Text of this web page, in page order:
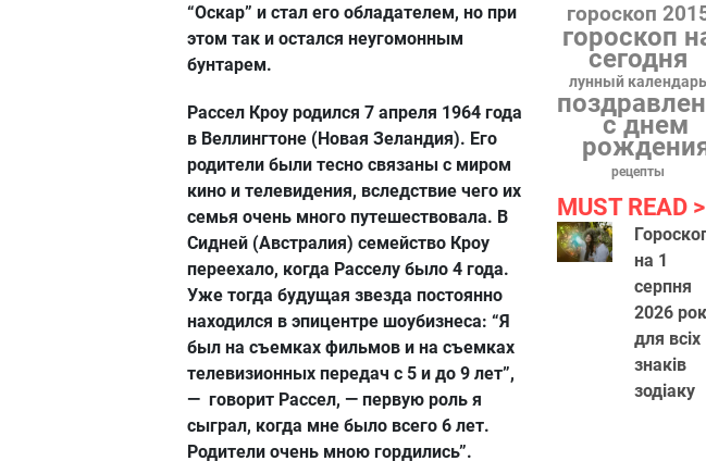
“Оскар” и стал его обладателем, но при
этом так и остался неугомонным
бунтарем.
Рассел Кроу родился 7 апреля 1964 года
в Веллингтоне (Новая Зеландия). Его
родители были тесно связаны с миром
кино и телевидения, вследствие чего их
семья очень много путешествовала. В
Сидней (Австралия) семейство Кроу
переехало, когда Расселу было 4 года.
Уже тогда будущая звезда постоянно
находился в эпицентре шоубизнеса: “Я
был на съемках фильмов и на съемках
телевизионных передач с 5 и до 9 лет”,
— говорит Рассел, — первую роль я
сыграл, когда мне было всего 6 лет.
Родители очень мною гордились”.
гороскоп
гороскоп
сегодня
лунный календарь
с днем
рецепты
MUST READ
на 1
серпня
2026
для всіх
знаків
зодіаку